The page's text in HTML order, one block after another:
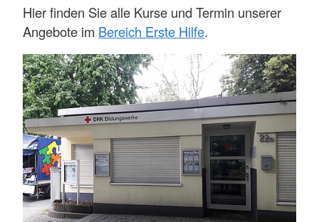
Hier finden Sie alle Kurse und Termin unserer
Angebote im Bereich Erste Hilfe.